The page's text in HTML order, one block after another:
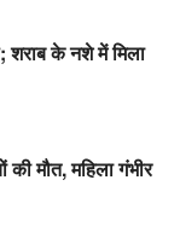
शराब के नशे में मिला
की मौत, महिला गंभीर